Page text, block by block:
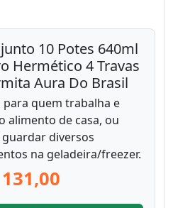
10 Potes 640ml
Hermético 4 Travas
Aura Do Brasil
para quem trabalha e
alimento de casa, ou
diversos
na geladeira/freezer.